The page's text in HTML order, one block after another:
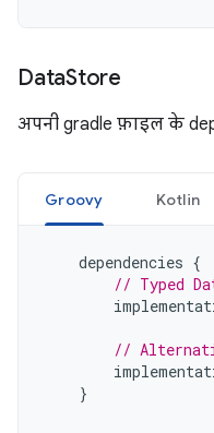
DataStore
अपनी gradle फ़ाइल के
Groovy Kotlin
dependencies {
// Typed
//
}